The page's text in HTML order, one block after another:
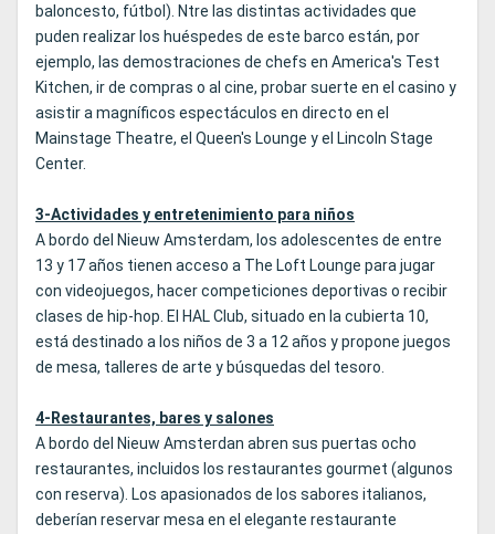
baloncesto, fútbol). Ntre las distintas actividades que
puden realizar los huéspedes de este barco están, por
ejemplo, las demostraciones de chefs en America's Test
Kitchen, ir de compras o al cine, probar suerte en el casino y
asistir a magníficos espectáculos en directo en el
Mainstage Theatre, el Queen's Lounge y el Lincoln Stage
Center.
3-Actividades y entretenimiento para niños
A bordo del Nieuw Amsterdam, los adolescentes de entre
13 y 17 años tienen acceso a The Loft Lounge para jugar
con videojuegos, hacer competiciones deportivas o recibir
clases de hip-hop. El HAL Club, situado en la cubierta 10,
está destinado a los niños de 3 a 12 años y propone juegos
de mesa, talleres de arte y búsquedas del tesoro.
4-Restaurantes, bares y salones
A bordo del Nieuw Amsterdan abren sus puertas ocho
restaurantes, incluidos los restaurantes gourmet (algunos
con reserva). Los apasionados de los sabores italianos,
deberían reservar mesa en el elegante restaurante